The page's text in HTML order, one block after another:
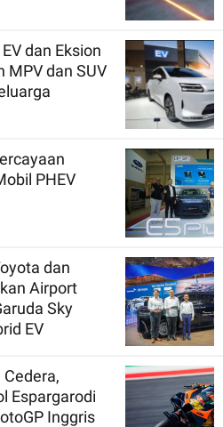
dan Eksion
MPV dan SUV
PHEV
dan
Airport
Sky
EV
Espargarodi
Inggris